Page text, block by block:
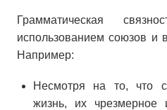
Грамматическая
использованием союзов и
Например:
Несмотря на то, что
жизнь, их чрезмерное